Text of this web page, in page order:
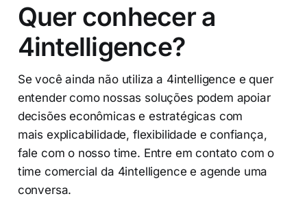
Quer conhecer a
4intelligence?
Se você ainda não utiliza a 4intelligence e quer
entender como nossas soluções podem apoiar
decisões econômicas e estratégicas com
mais explicabilidade, flexibilidade e confiança,
fale com o nosso time. Entre em contato com o
time comercial da 4intelligence e agende uma
conversa.